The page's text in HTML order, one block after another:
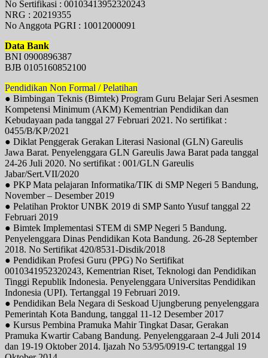
No Sertifikasi : 00103413952320243
NRG : 20219355
No Anggota PGRI : 10012000091
Data Bank
BNI 0900896387
BJB 0105160852100
Pendidikan Non Formal / Pelatihan
● Bimbingan Teknis (Bimtek) Program Guru Belajar Seri Asesmen
Kompetensi Minimum (AKM) Kementrian Pendidikan dan
Kebudayaan pada tanggal 27 Februari 2021. No sertifikat :
0455/B/KP/2021
● Diklat Penggerak Gerakan Literasi Nasional (GLN) Gareulis
Jawa Barat. Penyelenggara GLN Gareulis Jawa Barat pada tanggal
24-26 Juli 2020. No sertifikat : 001/GLN Gareulis
Jabar/Sert.VII/2020
● PKP Mata pelajaran Informatika/TIK di SMP Negeri 5 Bandung,
November – Desember 2019
● Pelatihan Proktor UNBK 2019 di SMP Santo Yusuf tanggal 22
Februari 2019
● Bimtek Implementasi STEM di SMP Negeri 5 Bandung.
Penyelenggara Dinas Pendidikan Kota Bandung. 26-28 September
2018. No Sertifikat 420/8531-Disdik/2018
● Pendidikan Profesi Guru (PPG) No Sertifikat
0010341952320243, Kementrian Riset, Teknologi dan Pendidikan
Tinggi Republik Indonesia. Penyelenggara Universitas Pendidikan
Indonesia (UPI). Tertanggal 19 Februari 2019.
● Pendidikan Bela Negara di Seskoad Ujungberung penyelenggara
Pemerintah Kota Bandung, tanggal 11-12 Desember 2017
● Kursus Pembina Pramuka Mahir Tingkat Dasar, Gerakan
Pramuka Kwartir Cabang Bandung. Penyelenggaraan 2-4 Juli 2014
dan 19-19 Oktober 2014. Ijazah No 53/95/0919-C tertanggal 19